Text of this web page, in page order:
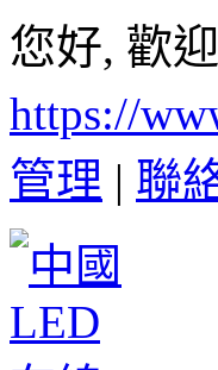
您好, 歡
https://
管理 | 聯